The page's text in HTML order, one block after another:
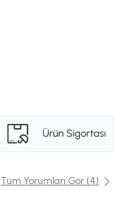
Tüm Yorumları Gör (4)